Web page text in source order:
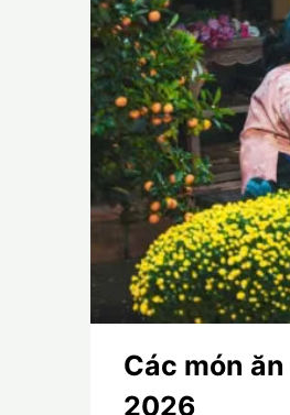
Các món
2026